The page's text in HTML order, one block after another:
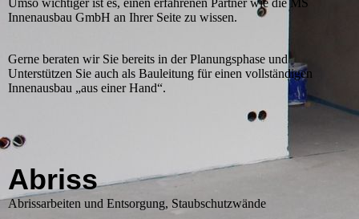
Umso wichtiger ist es, einen erfahrenen Partner wie die MS
Innenausbau GmbH an Ihrer Seite zu wissen.
Gerne beraten wir Sie bereits in der Planungsphase und
Unterstützen Sie auch als Bauleitung für einen vollständigen
Innenausbau „aus einer Hand“.
Abriss
Abrissarbeiten und Entsorgung, Staubschutzwände